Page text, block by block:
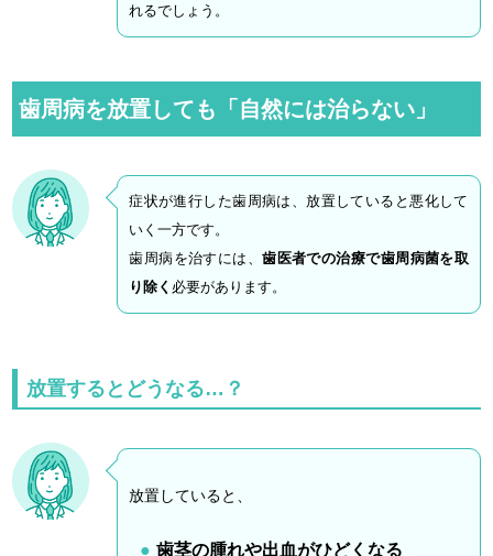
れるでしょう。
歯周病を放置しても「自然には治らない」
症状が進行した歯周病は、放置していると悪化して
いく一方です。
歯周病を治すには、歯医者での治療で歯周病菌を取
り除く 必要があります。
放置するとどうなる…？
放置していると、
歯茎の腫れや出血がひどくなる